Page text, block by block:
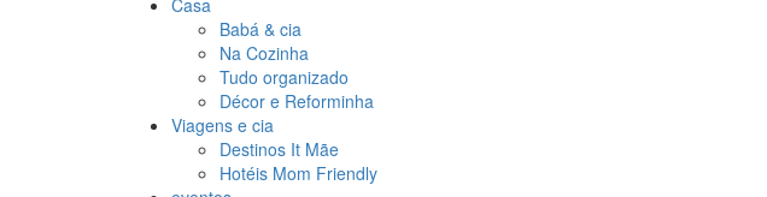
Casa
Babá & cia
Na Cozinha
Tudo organizado
Décor e Reforminha
Viagens e cia
Destinos It Mãe
Hotéis Mom Friendly